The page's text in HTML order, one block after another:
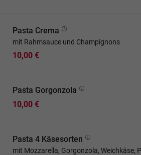
Pasta Crema
mit Rahmsauce und Champignons
10,00 €
Pasta Gorgonzola
10,00 €
Pasta 4 Käsesorten
mit Mozzarella, Gorgonzola, Weichkäse,